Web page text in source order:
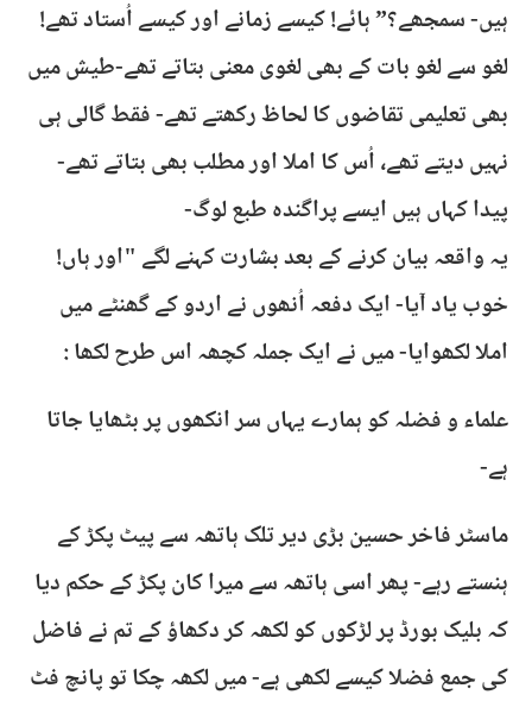
ہیں- سمجھے؟” ہائے! کیسے زمانے اور کیسے اُستاد تھے!
لغو سے لغو بات کے بھی لغوی معنی بتاتے تھے-طیش میں
بھی تعلیمی تقاضوں کا لحاظ رکھتے تھے- فقط گالی ہی
نہیں دیتے تھے، اُس کا املا اور مطلب بھی بتاتے تھے-
پیدا کہاں ہیں ایسے پراگندہ طبع لوگ-
یہ واقعہ بیان کرنے کے بعد بشارت کہنے لگے "اور ہاں!
خوب یاد آیا- ایک دفعہ اُنھوں نے اردو کے گھنٹے میں
املا لکھوایا- میں نے ایک جملہ کچھہ اس طرح لکھا :
علماء و فضلہ کو ہمارے یہاں سر انکھوں پر بٹھایا جاتا
ہے-
ماسٹر فاخر حسین بڑی دیر تلک ہاتھہ سے پیٹ پکڑ کے
ہنستے رہے- پھر اسی ہاتھہ سے میرا کان پکڑ کے حکم دیا
کہ بلیک بورڈ پر لڑکوں کو لکھہ کر دکھاؤ کے تم نے فاضل
کی جمع فضلا کیسے لکھی ہے- میں لکھہ چکا تو پانچ فٹ